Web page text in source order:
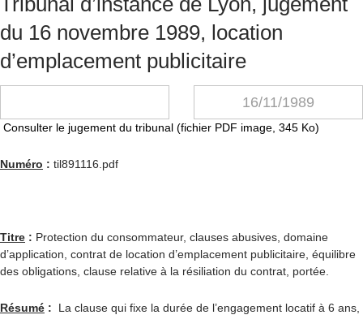
du 16 novembre 1989, location
d’emplacement publicitaire
16/11/1989
Consulter le jugement du tribunal (fichier PDF image, 345 Ko)
Numéro : til891116.pdf
Titre : Protection du consommateur, clauses abusives, domaine
d’application, contrat de location d’emplacement publicitaire, équilibre
des obligations, clause relative à la résiliation du contrat, portée.
Résumé : La clause qui fixe la durée de l’engagement locatif à 6 ans,